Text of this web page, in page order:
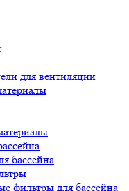
для вентиляции
бассейна
фильтры для бассейна